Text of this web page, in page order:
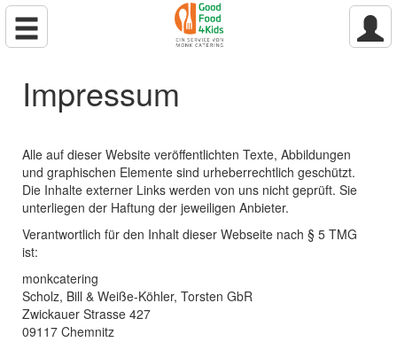
Impressum
Alle auf dieser Website veröffentlichten Texte, Abbildungen
und graphischen Elemente sind urheberrechtlich geschützt.
Die Inhalte externer Links werden von uns nicht geprüft. Sie
unterliegen der Haftung der jeweiligen Anbieter.
Verantwortlich für den Inhalt dieser Webseite nach § 5 TMG
ist:
monkcatering
Scholz, Bill & Weiße-Köhler, Torsten GbR
Zwickauer Strasse 427
09117 Chemnitz